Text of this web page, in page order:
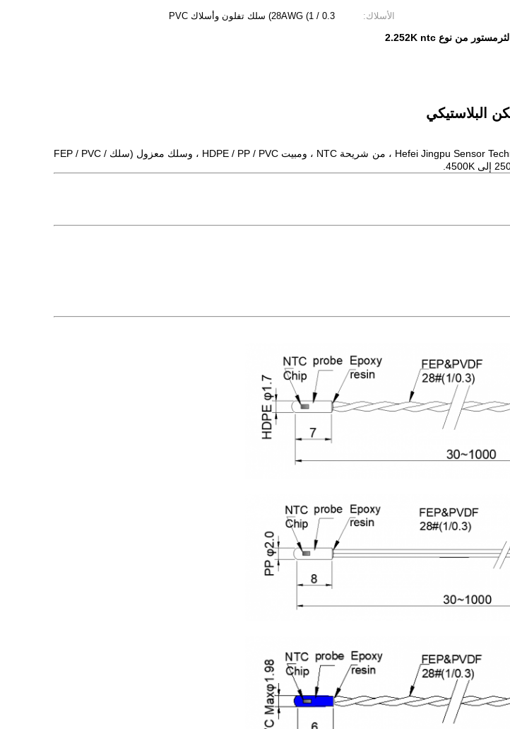
الأسلاك:
28AWG (1 / 0.3) سلك تفلون وأسلاك PVC
الثرمستور من نوع 2.252K ntc
يتكون الثرمستور NTC من نوع السكن البلاستيكي MF5A-7 ، المصنوع بواسطة Hefei Jingpu Sensor Technology Co.، Ltd ، من شريحة NTC ، ومبيت HDPE / PP / PVC ، وسلك معزول (سلك FEP / PVC /